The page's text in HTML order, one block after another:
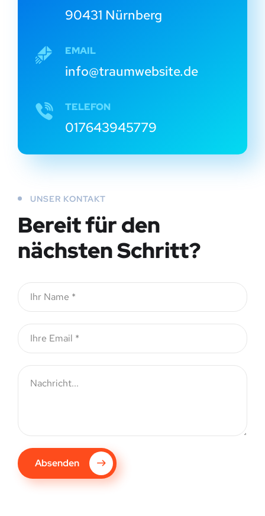
90431 Nürnberg
EMAIL
info@traumwebsite.de
TELEFON
017643945779
UNSER KONTAKT
Bereit für den
nächsten Schritt?
Absenden